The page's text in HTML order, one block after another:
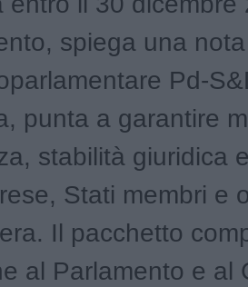
spiega una nota
Pd-
punta a garantire
stabilità giuridica
Stati membri e
Il pacchetto
al Parlamento e al